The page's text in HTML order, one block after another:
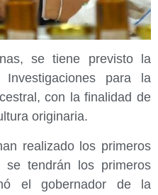
se tiene previsto la
para la
con la finalidad de
originaria.
realizado los primeros
se tendrán los primeros
el gobernador de la